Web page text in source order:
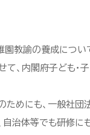
諭の養成につい
、内閣府子ども・
めにも、一般社
自治体等でも研修に